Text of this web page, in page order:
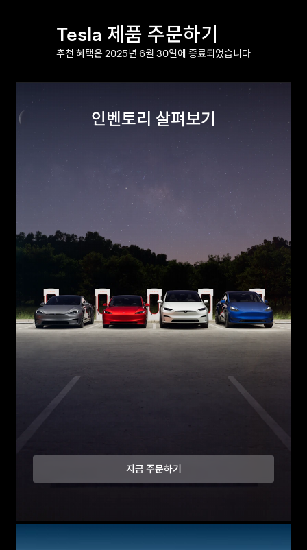
Tesla 제품 주문하기
추천 혜택은 2025년 6월 30일에 종료되었습니다
인벤토리 살펴보기
지금 주문하기